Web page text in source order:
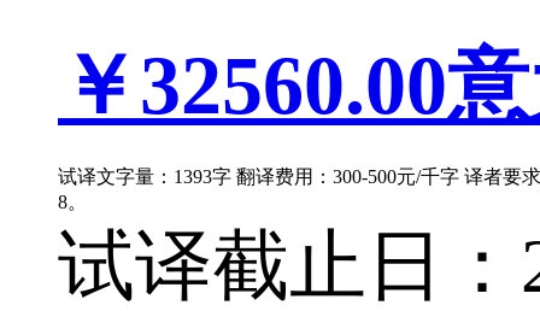
￥32560.00
试译文字量：1393字 翻译费用：300-500元/千字 译者要
8。
试译截止日：